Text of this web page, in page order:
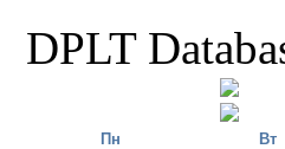
DPLT
Пн Вт